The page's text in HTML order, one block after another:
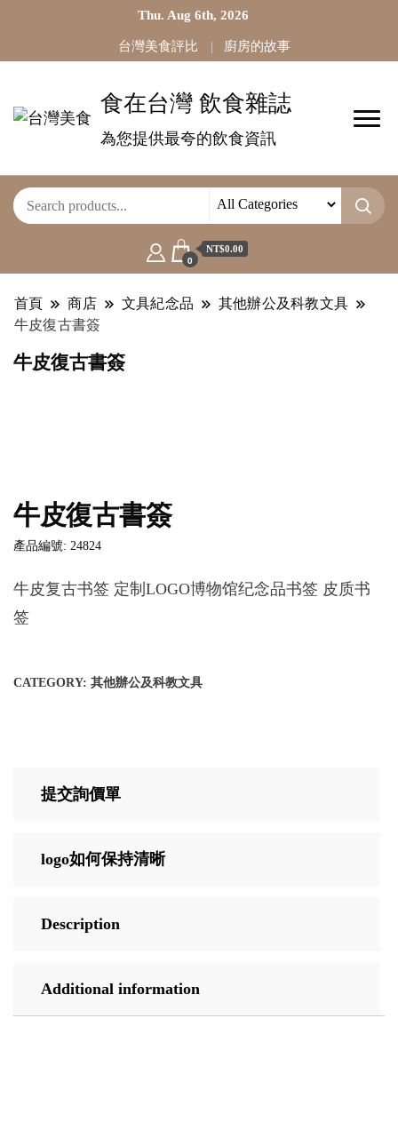
Thu. Aug 6th, 2026
台灣美食評比 廚房的故事
食在台灣 飲食雜誌
為您提供最夸的飲食資訊
0
NT$0.00
首頁 商店 文具紀念品
其他辦公及科教文具
牛皮復古書簽
牛皮復古書簽
牛皮復古書簽
產品編號: 24824
牛皮复古书签 定制LOGO博物馆纪念品书签 皮质书
签
CATEGORY: 其他辦公及科教文具
提交詢價單
logo如何保持清晰
Description
Additional information